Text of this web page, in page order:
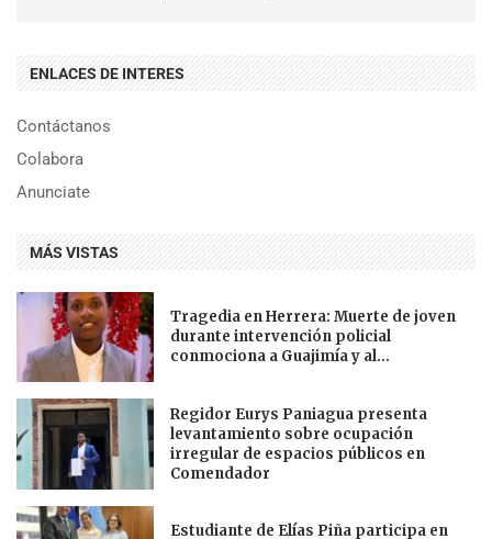
ENLACES DE INTERES
Contáctanos
Colabora
Anunciate
MÁS VISTAS
Tragedia en Herrera: Muerte de joven
durante intervención policial
conmociona a Guajimía y al...
Regidor Eurys Paniagua presenta
levantamiento sobre ocupación
irregular de espacios públicos en
Comendador
Estudiante de Elías Piña participa en